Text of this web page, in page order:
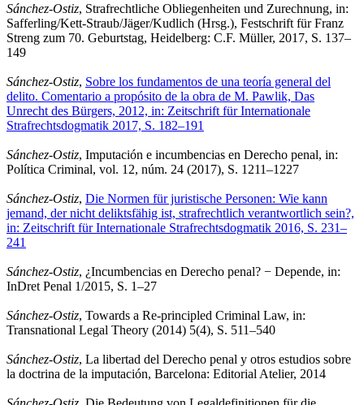
Sánchez-Ostiz, Strafrechtliche Obliegenheiten und Zurechnung, in:
Safferling/Kett-Straub/Jäger/Kudlich (Hrsg.), Festschrift für Franz
Streng zum 70. Geburtstag, Heidelberg: C.F. Müller, 2017, S. 137–
149
Sánchez-Ostiz, Sobre los fundamentos de una teoría general del
delito. Comentario a propósito de la obra de M. Pawlik, Das
Unrecht des Bürgers, 2012, in: Zeitschrift für Internationale
Strafrechtsdogmatik 2017, S. 182–191
Sánchez-Ostiz, Imputación e incumbencias en Derecho penal, in:
Política Criminal, vol. 12, núm. 24 (2017), S. 1211–1227
Sánchez-Ostiz, Die Normen für juristische Personen: Wie kann
jemand, der nicht deliktsfähig ist, strafrechtlich verantwortlich sein?,
in: Zeitschrift für Internationale Strafrechtsdogmatik 2016, S. 231–
241
Sánchez-Ostiz, ¿Incumbencias en Derecho penal? − Depende, in:
InDret Penal 1/2015, S. 1–27
Sánchez-Ostiz, Towards a Re-principled Criminal Law, in:
Transnational Legal Theory (2014) 5(4), S. 511–540
Sánchez-Ostiz, La libertad del Derecho penal y otros estudios sobre
la doctrina de la imputación, Barcelona: Editorial Atelier, 2014